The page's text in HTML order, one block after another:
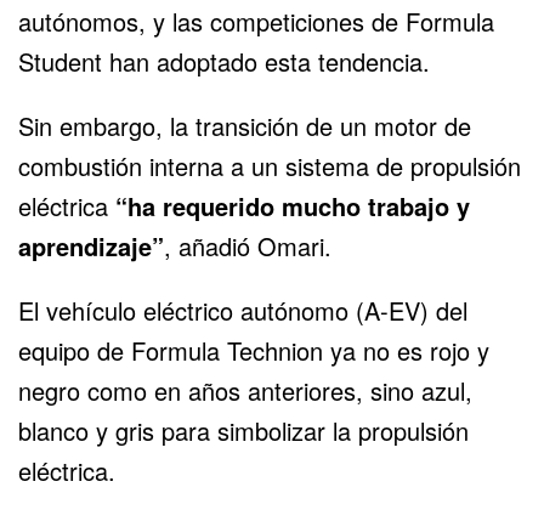
autónomos, y las competiciones de Formula
Student han adoptado esta tendencia.
Sin embargo, la transición de un motor de
combustión interna a un sistema de propulsión
eléctrica “ha requerido mucho trabajo y
aprendizaje”, añadió Omari.
El vehículo eléctrico autónomo (A-EV) del
equipo de Formula Technion ya no es rojo y
negro como en años anteriores, sino azul,
blanco y gris para simbolizar la propulsión
eléctrica.